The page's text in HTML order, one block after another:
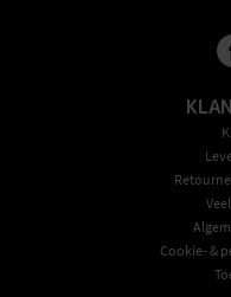
Cookie- &